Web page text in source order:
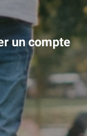
un compte